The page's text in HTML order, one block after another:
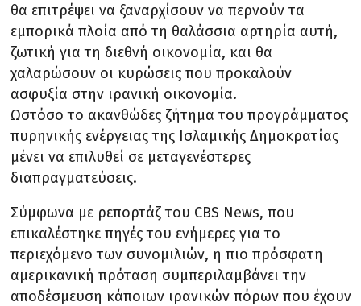
θα επιτρέψει να ξαναρχίσουν να περνούν τα
εμπορικά πλοία από τη θαλάσσια αρτηρία αυτή,
ζωτική για τη διεθνή οικονομία, και θα
χαλαρώσουν οι κυρώσεις που προκαλούν
ασφυξία στην ιρανική οικονομία.
Ωστόσο το ακανθώδες ζήτημα του προγράμματος
πυρηνικής ενέργειας της Ισλαμικής Δημοκρατίας
μένει να επιλυθεί σε μεταγενέστερες
διαπραγματεύσεις.
Σύμφωνα με ρεπορτάζ του CBS News, που
επικαλέστηκε πηγές του ενήμερες για το
περιεχόμενο των συνομιλιών, η πιο πρόσφατη
αμερικανική πρόταση συμπεριλαμβάνει την
αποδέσμευση κάποιων ιρανικών πόρων που έχουν